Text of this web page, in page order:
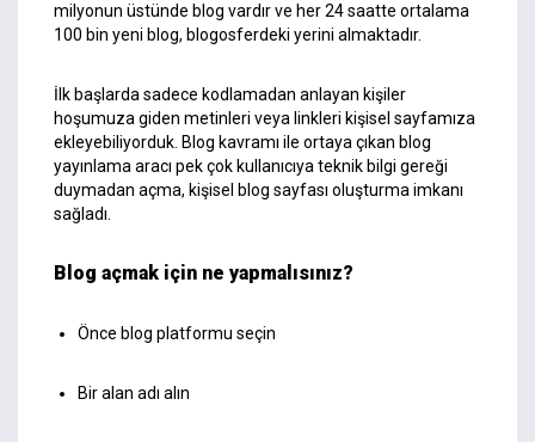
milyonun üstünde blog vardır ve her 24 saatte ortalama
100 bin yeni blog, blogosferdeki yerini almaktadır.
İlk başlarda sadece kodlamadan anlayan kişiler
hoşumuza giden metinleri veya linkleri kişisel sayfamıza
ekleyebiliyorduk. Blog kavramı ile ortaya çıkan blog
yayınlama aracı pek çok kullanıcıya teknik bilgi gereği
duymadan açma, kişisel blog sayfası oluşturma imkanı
sağladı.
Blog açmak için ne yapmalısınız?
Önce blog platformu seçin
Bir alan adı alın